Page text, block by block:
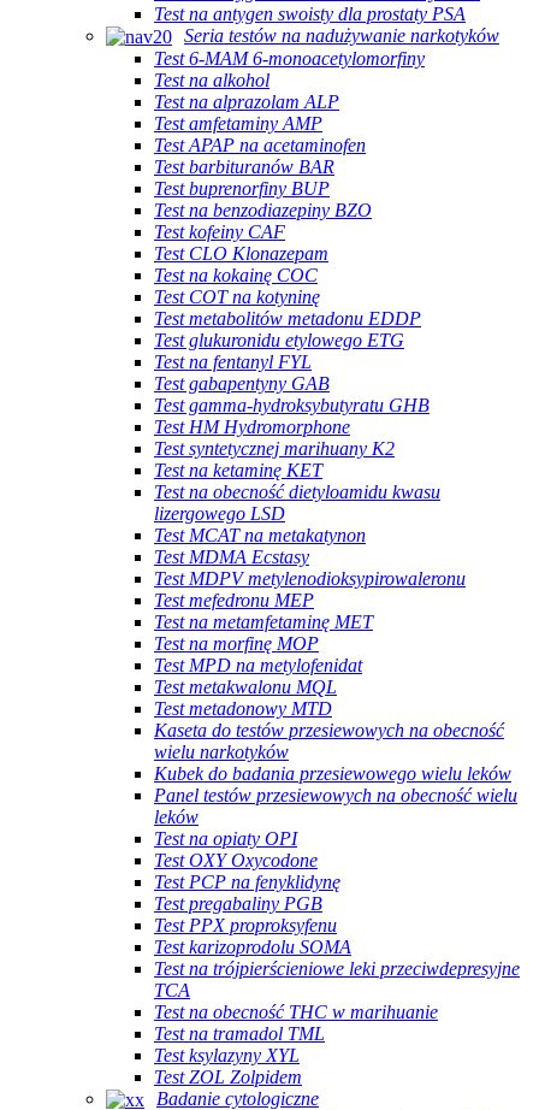
Test na antygen swoisty dla prostaty PSA
Seria testów na nadużywanie narkotyków
Test 6-MAM 6-monoacetylomorfiny
Test na alkohol
Test na alprazolam ALP
Test amfetaminy AMP
Test APAP na acetaminofen
Test barbituranów BAR
Test buprenorfiny BUP
Test na benzodiazepiny BZO
Test kofeiny CAF
Test CLO Klonazepam
Test na kokainę COC
Test COT na kotyninę
Test metabolitów metadonu EDDP
Test glukuronidu etylowego ETG
Test na fentanyl FYL
Test gabapentyny GAB
Test gamma-hydroksybutyratu GHB
Test HM Hydromorphone
Test syntetycznej marihuany K2
Test na ketaminę KET
Test na obecność dietyloamidu kwasu
lizergowego LSD
Test MCAT na metakatynon
Test MDMA Ecstasy
Test MDPV metylenodioksypirowaleronu
Test mefedronu MEP
Test na metamfetaminę MET
Test na morfinę MOP
Test MPD na metylofenidat
Test metakwalonu MQL
Test metadonowy MTD
Kaseta do testów przesiewowych na obecność
wielu narkotyków
Kubek do badania przesiewowego wielu leków
Panel testów przesiewowych na obecność wielu
leków
Test na opiaty OPI
Test OXY Oxycodone
Test PCP na fenyklidynę
Test pregabaliny PGB
Test PPX proproksyfenu
Test karizoprodolu SOMA
Test na trójpierścieniowe leki przeciwdepresyjne
TCA
Test na obecność THC w marihuanie
Test na tramadol TML
Test ksylazyny XYL
Test ZOL Zolpidem
Badanie cytologiczne